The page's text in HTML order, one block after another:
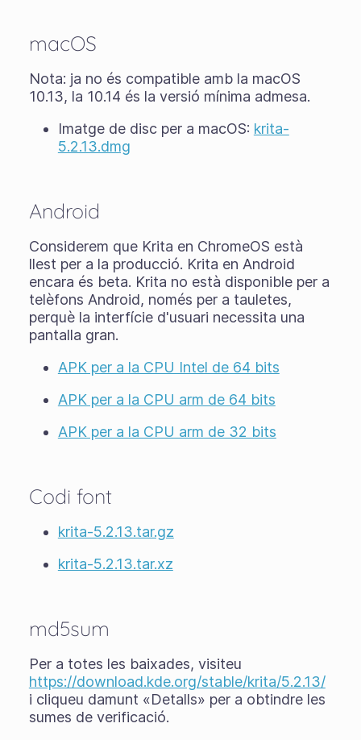
macOS
Nota: ja no és compatible amb la macOS
10.13, la 10.14 és la versió mínima admesa.
Imatge de disc per a macOS: krita-
5.2.13.dmg
Android
Considerem que Krita en ChromeOS està
llest per a la producció. Krita en Android
encara és beta. Krita no està disponible per a
telèfons Android, només per a tauletes,
perquè la interfície d'usuari necessita una
pantalla gran.
APK per a la CPU Intel de 64 bits
APK per a la CPU arm de 64 bits
APK per a la CPU arm de 32 bits
Codi font
krita-5.2.13.tar.gz
krita-5.2.13.tar.xz
md5sum
Per a totes les baixades, visiteu
https://download.kde.org/stable/krita/5.2.13/
i cliqueu damunt «Detalls» per a obtindre les
sumes de verificació.